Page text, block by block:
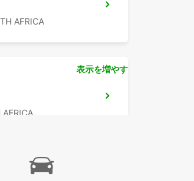
AFRICA
表示を増やす